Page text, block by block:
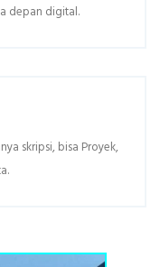
depan digital.
skripsi, bisa Proyek,